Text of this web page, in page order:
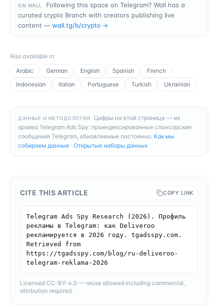
ON WALL
Following this space on Telegram? Wall has a
curated crypto Branch with creators publishing live
content — wall.tg/b/crypto →
Also available in:
Arabic
German English Spanish
French
Indonesian
Italian Portuguese Turkish Ukrainian
ДАННЫЕ И МЕТОДОЛОГИЯ
Цифры на этой странице — из
архива Telegram Ads Spy: проиндексированные спонсорские
сообщения Telegram, обновляемые постоянно. Как мы
собираем данные · Открытые наборы данных
CITE THIS ARTICLE COPY LINK
Telegram Ads Spy Research (2026). Профиль
рекламы в Telegram: как Deliveroo
рекламируется в 2026 году. tgadsspy.com.
Retrieved from
https://tgadsspy.com/blog/ru-deliveroo-
telegram-reklama-2026
Licensed CC-BY-4.0 — reuse allowed including commercial,
attribution required.